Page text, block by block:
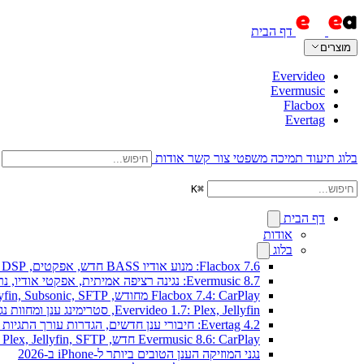
דף הבית
מוצרים
Evervideo
Evermusic
Flacbox
Evertag
בלוג תיעוד תמיכה משפטי צור קשר אודות
⌘
K
דף הבית
אודות
בלוג
Flacbox 7.6: מנוע אודיו BASS חדש, אפקטים, DSP וויזואלייזר מוזיקה חי
Evermusic 8.7: נגינה רציפה אמיתית, אפקטי אודיו, נרמול עוצמה, אקולייזר בעיצוב מחודש
Flacbox 7.4: CarPlay מחודש, Plex, Jellyfin, Subsonic, SFTP לאודיו Hi-Res
Evervideo 1.7: Plex, Jellyfin, סטרימינג ענן ומחוות נגינה חדשים
Evertag 4.2: חיבורי ענן חדשים, הגדרות עורך התגיות מוסברות
Evermusic 8.6: CarPlay חדש, Plex, Jellyfin, SFTP וווידג'ט מילים
נגני המוזיקה הענן הטובים ביותר ל-iPhone ב-2026